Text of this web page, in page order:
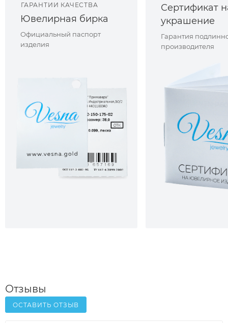
ГАРАНТИИ КАЧЕСТВА
Ювелирная бирка
Официальный паспорт
изделия
Сертификат
украшение
Гарантия
производителя
Отзывы
ОСТАВИТЬ ОТЗЫВ